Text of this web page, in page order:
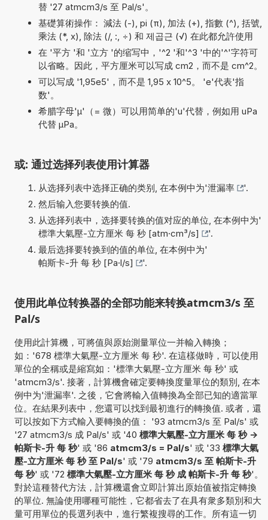
替 '27 atmcm3/s 至 Pal/s'。
基礎算術操作： 減法 (-), pi (π), 加法 (+), 指數 (^), 括號,
乘法 (*, x), 除法 (/, :, ÷) 和 제곱근 (√) 在此都允許使用
在 '平方 '和 '立方 '的缩写中，'^2 '和'^3 '中的'^'字符可
以省略。因此，平方厘米可以写成 cm2，而不是 cm^2。
可以写成 '1,95e5'，而不是 1,95 x 10^5。 'e'代表'指
数'。
希腊字母'µ'（= 微）可以用简单的'u'代替，例如用 uPa
代替 µPa。
或: 通过选择列表使用计算器
从选择列表中选择正确的类别, 在本例中为'泄漏率
'.
然后输入您要转换的值.
从选择列表中，选择要转换的值对应的单位, 在本例中为'
標準大氣壓-立方厘米 每 秒 [atm·cm³/s]
'.
最后选择要转换到的值的单位, 在本例中为'
帕斯卡-升 每 秒 [Pa·l/s]
'.
使用此单位转换器的全部功能来转换atmcm3/s 至
Pal/s
使用此計算機，可將值與原始測量單位一并輸入轉換；
如：'678 標準大氣壓-立方厘米 每 秒'. 在這樣做時，可以使用
單位的全稱或是縮寫如：'標準大氣壓-立方厘米 每 秒' 或
'atmcm3/s'. 接著，計算機會確定要轉換度量單位的類別, 在本
例中为'泄漏率'. 之後，它會將輸入值轉換為全部已知的適當單
位。在結果列表中，您還可以找到最初進行的轉換值. 或者，還
可以按如下方式輸入要轉換的值： '93 atmcm3/s 至 Pal/s' 或
'27 atmcm3/s 成 Pal/s' 或 '40 標準大氣壓-立方厘米 每 秒 ->
帕斯卡-升 每 秒' 或 '86 atmcm3/s = Pal/s' 或 '33 標準大氣
壓-立方厘米 每 秒 至 Pal/s' 或 '79 atmcm3/s 至 帕斯卡-升
每 秒' 或 '72 標準大氣壓-立方厘米 每 秒 成 帕斯卡-升 每 秒'。
對於這種替代方法，計算機還會立即計算出原始值被指定轉換
的單位. 無論使用哪種可能性，它都省去了在具有衆多類別和大
量可用單位的長選列表中，進行繁複搜尋的工作。所有這一切